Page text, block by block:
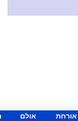
אורחת אולם